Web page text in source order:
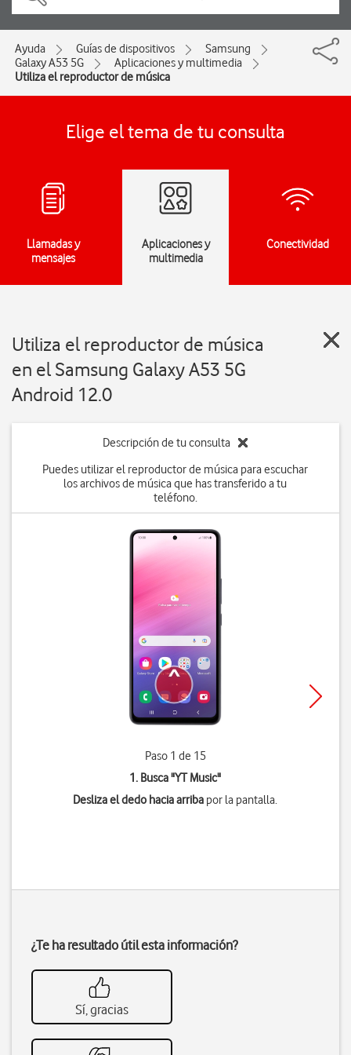
Ayuda Guías de dispositivos
Samsung
Galaxy A53 5G
Aplicaciones y multimedia
Utiliza el reproductor de música
Elige el tema de tu consulta
Llamadas y
mensajes
Aplicaciones y
multimedia
Conectividad
Utiliza el reproductor de música
en el Samsung Galaxy A53 5G
Android 12.0
Descripción de tu consulta
Puedes utilizar el reproductor de música para escuchar
los archivos de música que has transferido a tu
teléfono.
Paso 1 de 15
1. Busca "YT Music"
Desliza el dedo hacia arriba por la pantalla.
¿Te ha resultado útil esta información?
Sí, gracias